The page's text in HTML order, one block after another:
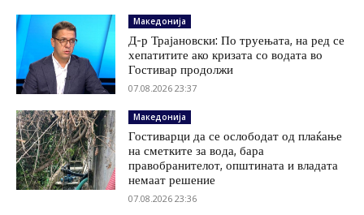
Македонија
Д-р Трајановски: По труењата, на ред се
хепатитите ако кризата со водата во
Гостивар продолжи
07.08.2026 23:37
Македонија
Гостиварци да се ослободат од плаќање
на сметките за вода, бара
правобранителот, општината и владата
немаат решение
07.08.2026 23:36